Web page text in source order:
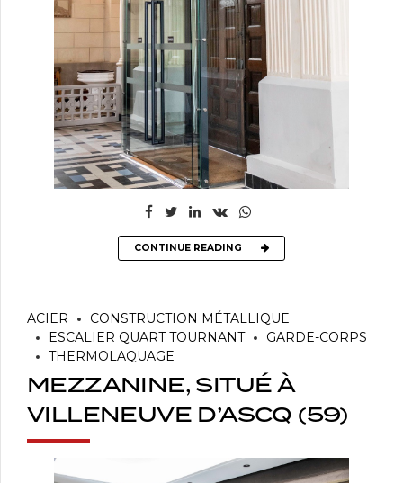
CONTINUE READING
ACIER
CONSTRUCTION MÉTALLIQUE
ESCALIER QUART TOURNANT
GARDE-CORPS
THERMOLAQUAGE
MEZZANINE, SITUÉ À
VILLENEUVE D’ASCQ (59)